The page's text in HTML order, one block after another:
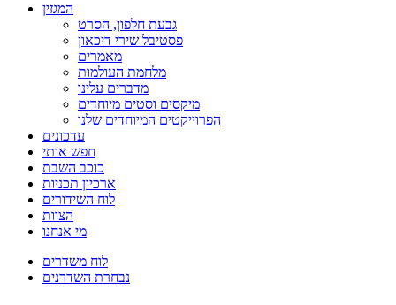
המגזין
גבעת חלפון, הסרט
פסטיבל שירי דיכאון
מאמרים
מלחמת העולמות
מדברים עלינו
מיקסים וסטים מיוחדים
הפרוייקטים המיוחדים שלנו
עדכונים
חפש אותי
כוכב השבת
ארכיון תכניות
לוח השידורים
הצוות
מי אנחנו
לוח משדרים
נבחרת השדרנים